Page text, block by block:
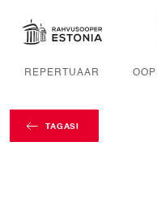
AVALEHT
REPERTUAAR
TAGASI